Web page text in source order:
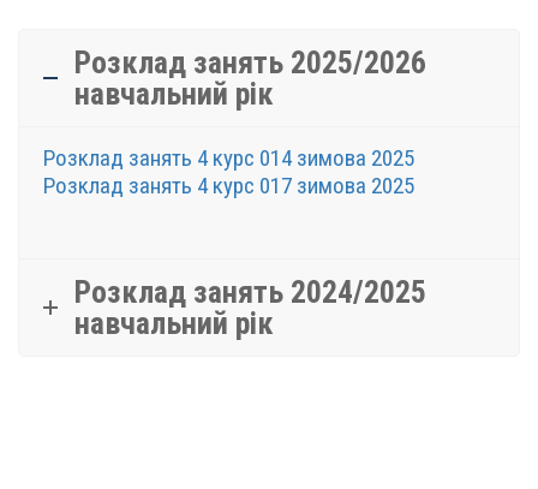
Розклад занять 2025/2026
навчальний рік
Розклад занять 4 курс 014 зимова 2025
Розклад занять 4 курс 017 зимова 2025
Розклад занять 2024/2025
навчальний рік